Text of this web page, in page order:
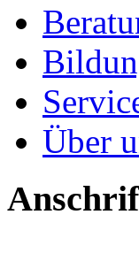
Über